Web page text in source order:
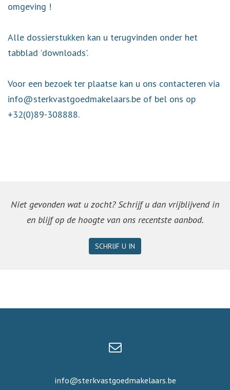
omgeving !
Alle dossierstukken kan u terugvinden onder het
tabblad 'downloads'.
Voor een bezoek ter plaatse kan u ons contacteren via
info@sterkvastgoedmakelaars.be of bel ons op
+32(0)89-308888.
Niet gevonden wat u zocht? Schrijf u dan vrijblijvend in
en blijf op de hoogte van ons recentste aanbod.
SCHRIJF U IN
info@sterkvastgoedmakelaars.be